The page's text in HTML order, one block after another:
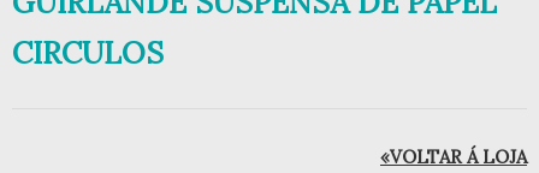
CIRCULOS
«VOLTAR Á LOJA